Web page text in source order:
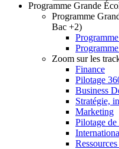
Programme Grande
Programme
Bac +2)
Zoom sur les
Finance
Pilotage
Business
Stratégie,
Marketing
Pilotage